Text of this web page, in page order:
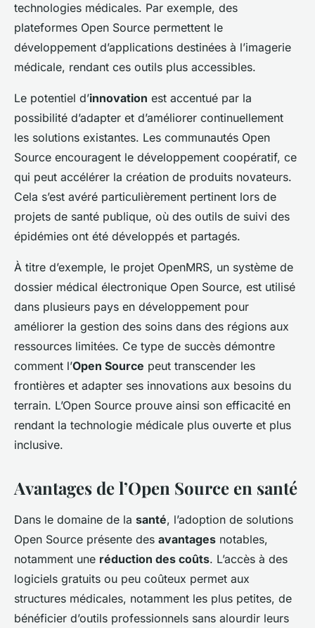
technologies médicales. Par exemple, des
plateformes Open Source permettent le
développement d’applications destinées à l’imagerie
médicale, rendant ces outils plus accessibles.
Le potentiel d’innovation est accentué par la
possibilité d’adapter et d’améliorer continuellement
les solutions existantes. Les communautés Open
Source encouragent le développement coopératif, ce
qui peut accélérer la création de produits novateurs.
Cela s’est avéré particulièrement pertinent lors de
projets de santé publique, où des outils de suivi des
épidémies ont été développés et partagés.
À titre d’exemple, le projet OpenMRS, un système de
dossier médical électronique Open Source, est utilisé
dans plusieurs pays en développement pour
améliorer la gestion des soins dans des régions aux
ressources limitées. Ce type de succès démontre
comment l’Open Source peut transcender les
frontières et adapter ses innovations aux besoins du
terrain. L’Open Source prouve ainsi son efficacité en
rendant la technologie médicale plus ouverte et plus
inclusive.
Avantages de l’Open Source en santé
Dans le domaine de la santé, l’adoption de solutions
Open Source présente des avantages notables,
notamment une réduction des coûts. L’accès à des
logiciels gratuits ou peu coûteux permet aux
structures médicales, notamment les plus petites, de
bénéficier d’outils professionnels sans alourdir leurs